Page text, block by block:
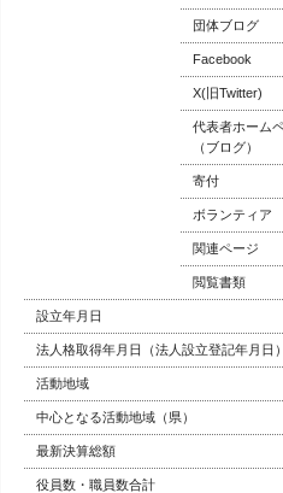
団体ブログ
Facebook
X(旧Twitter)
代表者ホーム
（ブログ）
寄付
ボランティア
関連ページ
閲覧書類
設立年月日
法人格取得年月日（法人設立登記年月日）
活動地域
中心となる活動地域（県）
最新決算総額
役員数・職員数合計